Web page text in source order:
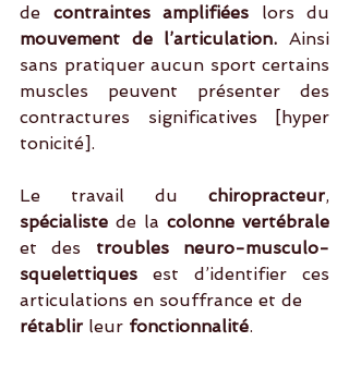
de contraintes amplifiées lors du
mouvement de l’articulation. Ainsi
sans pratiquer aucun sport certains
muscles peuvent présenter des
contractures significatives [hyper
tonicité].
Le travail du chiropracteur
spécialiste de la
et des troubles neuro-musculo-
squelettiques est d’identifier ces
articulations en souffrance et de
rétablir leur fonctionnalité.